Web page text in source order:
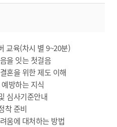
교육(차시 별 9~20분)
을 잇는 첫걸음
혼을 위한 제도 이해
방하는 지식
심사기준안내
착 준비
움에 대처하는 방법